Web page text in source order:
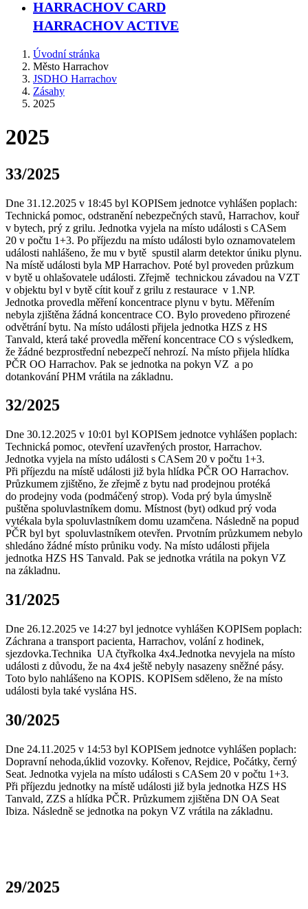
HARRACHOV CARD
HARRACHOV ACTIVE
Úvodní stránka
Město Harrachov
JSDHO Harrachov
Zásahy
2025
2025
33/2025
Dne 31.12.2025 v 18:45 byl KOPISem jednotce vyhlášen poplach:
Technická pomoc, odstranění nebezpečných stavů, Harrachov, kouř
v bytech, prý z grilu. Jednotka vyjela na místo události s CASem
20 v počtu 1+3. Po příjezdu na místo události bylo oznamovatelem
události nahlášeno, že mu v bytě spustil alarm detektor úniku plynu.
Na místě události byla MP Harrachov. Poté byl proveden průzkum
v bytě u ohlašovatele události. Zřejmě technickou závadou na VZT
v objektu byl v bytě cítit kouř z grilu z restaurace v 1.NP.
Jednotka provedla měření koncentrace plynu v bytu. Měřením
nebyla zjištěna žádná koncentrace CO. Bylo provedeno přirozené
odvětrání bytu. Na místo události přijela jednotka HZS z HS
Tanvald, která také provedla měření koncentrace CO s výsledkem,
že žádné bezprostřední nebezpečí nehrozí. Na místo přijela hlídka
PČR OO Harrachov. Pak se jednotka na pokyn VZ a po
dotankování PHM vrátila na základnu.
32/2025
Dne 30.12.2025 v 10:01 byl KOPISem jednotce vyhlášen poplach:
Technická pomoc, otevření uzavřených prostor, Harrachov.
Jednotka vyjela na místo události s CASem 20 v počtu 1+3.
Při příjezdu na místě události již byla hlídka PČR OO Harrachov.
Průzkumem zjištěno, že zřejmě z bytu nad prodejnou protéká
do prodejny voda (podmáčený strop). Voda prý byla úmyslně
puštěna spoluvlastníkem domu. Místnost (byt) odkud prý voda
vytékala byla spoluvlastníkem domu uzamčena. Následně na popud
PČR byl byt spoluvlastníkem otevřen. Prvotním průzkumem nebylo
shledáno žádné místo průniku vody. Na místo události přijela
jednotka HZS HS Tanvald. Pak se jednotka vrátila na pokyn VZ
na základnu.
31/2025
Dne 26.12.2025 ve 14:27 byl jednotce vyhlášen KOPISem poplach:
Záchrana a transport pacienta, Harrachov, volání z hodinek,
sjezdovka.Technika UA čtyřkolka 4x4.Jednotka nevyjela na místo
události z důvodu, že na 4x4 ještě nebyly nasazeny sněžné pásy.
Toto bylo nahlášeno na KOPIS. KOPISem sděleno, že na místo
události byla také vyslána HS.
30/2025
Dne 24.11.2025 v 14:53 byl KOPISem jednotce vyhlášen poplach:
Dopravní nehoda,úklid vozovky. Kořenov, Rejdice, Počátky, černý
Seat. Jednotka vyjela na místo události s CASem 20 v počtu 1+3.
Při příjezdu jednotky na místě události již byla jednotka HZS HS
Tanvald, ZZS a hlídka PČR. Průzkumem zjištěna DN OA Seat
Ibiza. Následně se jednotka na pokyn VZ vrátila na základnu.
29/2025